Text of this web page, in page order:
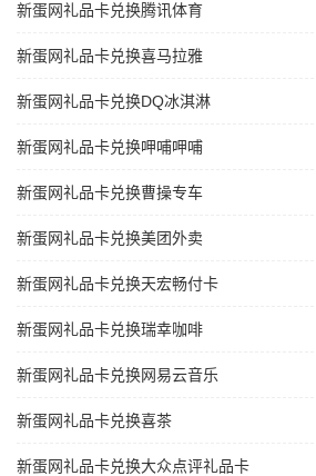
新蛋网礼品卡兑换腾讯体育
新蛋网礼品卡兑换喜马拉雅
新蛋网礼品卡兑换DQ冰淇淋
新蛋网礼品卡兑换呷哺呷哺
新蛋网礼品卡兑换曹操专车
新蛋网礼品卡兑换美团外卖
新蛋网礼品卡兑换天宏畅付卡
新蛋网礼品卡兑换瑞幸咖啡
新蛋网礼品卡兑换网易云音乐
新蛋网礼品卡兑换喜茶
新蛋网礼品卡兑换大众点评礼品卡